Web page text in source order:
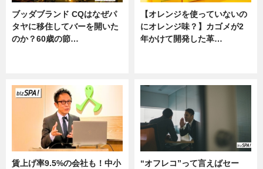
ブッダブランド CQはなぜパ
タヤに移住してバーを開いた
のか？60歳の節…
【オレンジを使っていないの
にオレンジ味？】カゴメが2
年かけて開発した革…
賃上げ率9.5%の会社も！中小 “オフレコ”って言えばセー